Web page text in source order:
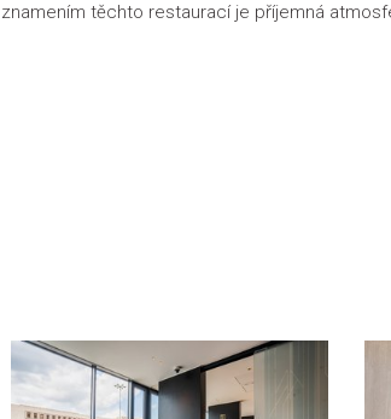
těchto restaurací je příjemná